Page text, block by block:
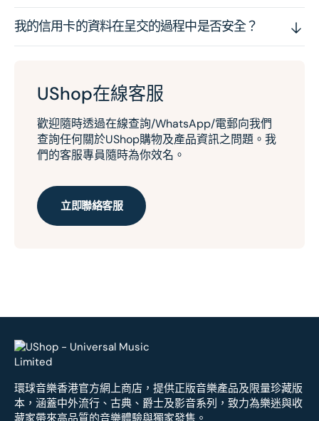
我的信用卡的資料在呈交的過程中是否安全？
UShop在線客服
歡迎隨時透過在線查詢/WhatsApp/電郵向我們
查詢任何關於UShop購物及產品資訊之問題。我
們的客服專員隨時為你效名。
立即聯絡客服
環球音樂香港官方網上商店，提供正版音樂產品及限量珍藏版
本，涵蓋中外流行、古典、爵士及影音系列，致力為樂迷與收
藏家帶來高品質的音樂體驗與獨家發售。